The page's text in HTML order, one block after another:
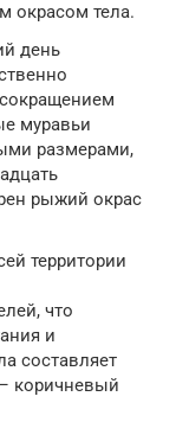
окрасом тела.
день
муравьи
размерами,
рыжий окрас
территории
что
и
составляет
коричневый